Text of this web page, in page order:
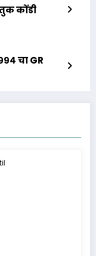
कोंडी
चा GR